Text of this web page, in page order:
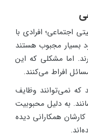
اجتماعی؛ افرادی با
بسیار مجبوب هستند
اما مشکلی که این
افراط می‌کنند.
که نمی‌توانند وظایف
به دلیل محبوبیت
همکارانی دیده